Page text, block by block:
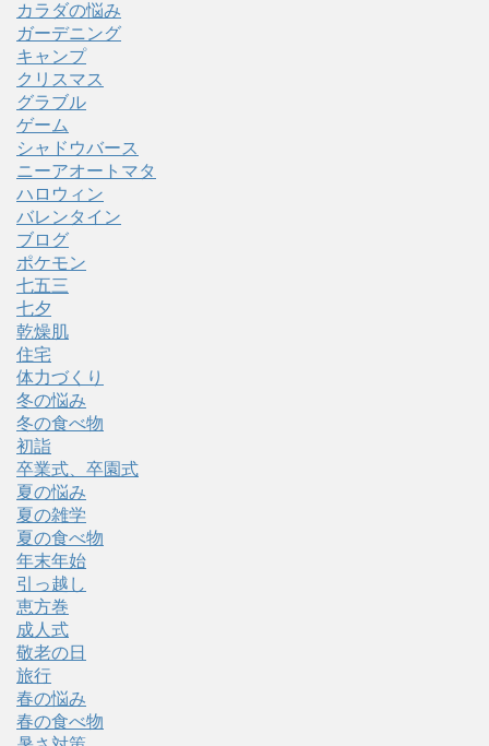
カラダの悩み
ガーデニング
キャンプ
クリスマス
グラブル
ゲーム
シャドウバース
ニーアオートマタ
ハロウィン
バレンタイン
ブログ
ポケモン
七五三
七夕
乾燥肌
住宅
体力づくり
冬の悩み
冬の食べ物
初詣
卒業式、卒園式
夏の悩み
夏の雑学
夏の食べ物
年末年始
引っ越し
恵方巻
成人式
敬老の日
旅行
春の悩み
春の食べ物